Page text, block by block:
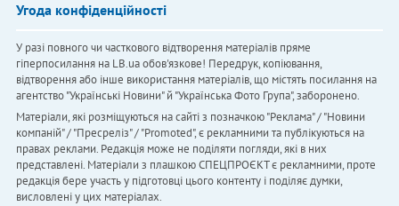
Угода конфіденційності
У разі повного чи часткового відтворення матеріалів пряме
гіперпосилання на LB.ua обов'язкове! Передрук, копіювання,
відтворення або інше використання матеріалів, що містять посилання на
агентство "Українськi Новини" й "Українська Фото Група", заборонено.
Матеріали, які розміщуються на сайті з позначкою "Реклама" / "Новини
компаній" / "Пресреліз" / "Promoted", є рекламними та публікуються на
правах реклами. Редакція може не поділяти погляди, які в них
представлені. Матеріали з плашкою СПЕЦПРОЄКТ є рекламними, проте
редакція бере участь у підготовці цього контенту і поділяє думки,
висловлені у цих матеріалах.